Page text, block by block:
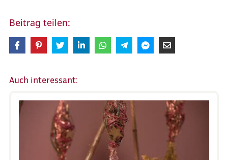
Beitrag teilen:
Auch interessant: